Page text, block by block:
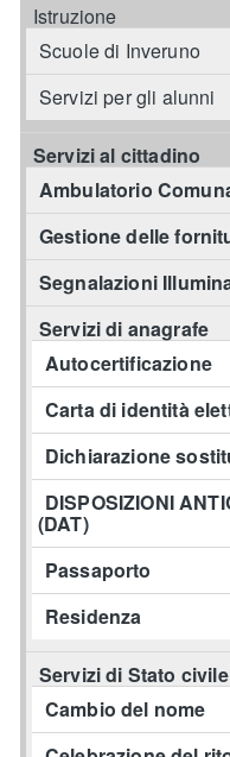
Istruzione
Scuole di Inveruno
Servizi per gli alunni
Servizi al cittadino
Ambulatorio
Gestione delle
Segnalazioni
Servizi di anagrafe
Autocertificazione
Carta di identità
Dichiarazione
DISPOSIZIONI
(DAT)
Passaporto
Residenza
Servizi di Stato civile
Cambio del nome